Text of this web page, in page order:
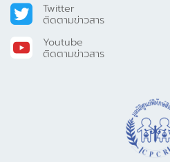
Twitter
ติดตามข่าวสาร
Youtube
ติดตามข่าวสาร